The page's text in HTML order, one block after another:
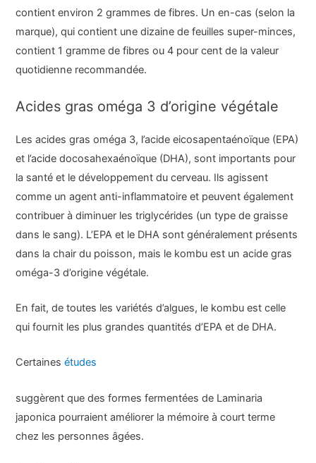
contient environ 2 grammes de fibres. Un en-cas (selon la
marque), qui contient une dizaine de feuilles super-minces,
contient 1 gramme de fibres ou 4 pour cent de la valeur
quotidienne recommandée.
Acides gras oméga 3 d’origine végétale
Les acides gras oméga 3, l’acide eicosapentaénoïque (EPA)
et l’acide docosahexaénoïque (DHA), sont importants pour
la santé et le développement du cerveau. Ils agissent
comme un agent anti-inflammatoire et peuvent également
contribuer à diminuer les triglycérides (un type de graisse
dans le sang). L’EPA et le DHA sont généralement présents
dans la chair du poisson, mais le kombu est un acide gras
oméga-3 d’origine végétale.
En fait, de toutes les variétés d’algues, le kombu est celle
qui fournit les plus grandes quantités d’EPA et de DHA.
Certainesétudes
suggèrent que des formes fermentées de Laminaria
japonica pourraient améliorer la mémoire à court terme
chez les personnes âgées.